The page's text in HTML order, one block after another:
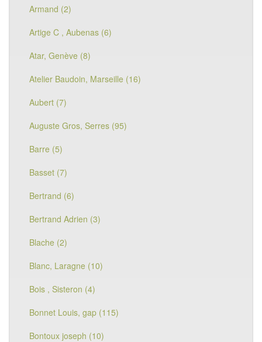
Armand (2)
Artige C , Aubenas (6)
Atar, Genève (8)
Atelier Baudoin, Marseille (16)
Aubert (7)
Auguste Gros, Serres (95)
Barre (5)
Basset (7)
Bertrand (6)
Bertrand Adrien (3)
Blache (2)
Blanc, Laragne (10)
Bois , Sisteron (4)
Bonnet Louis, gap (115)
Bontoux joseph (10)